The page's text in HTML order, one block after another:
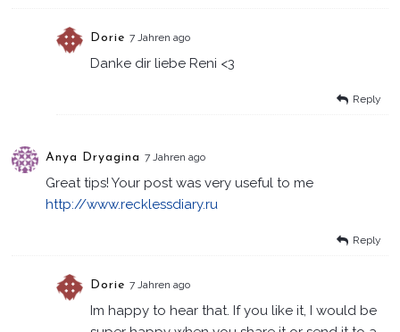
Dorie 7 Jahren ago
Reply
Danke dir liebe Reni <3
Anya Dryagina 7 Jahren ago
Reply
Great tips! Your post was very useful to me
http://www.recklessdiary.ru
Dorie 7 Jahren ago
Im happy to hear that. If you like it, I would be